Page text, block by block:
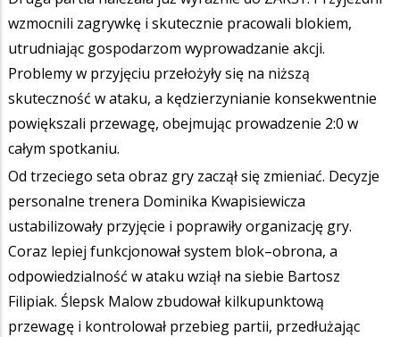
wzmocnili zagrywkę i skutecznie pracowali blokiem,
utrudniając gospodarzom wyprowadzanie akcji.
Problemy w przyjęciu przełożyły się na niższą
skuteczność w ataku, a kędzierzynianie konsekwentnie
powiększali przewagę, obejmując prowadzenie 2:0 w
całym spotkaniu.
Od trzeciego seta obraz gry zaczął się zmieniać. Decyzje
personalne trenera Dominika Kwapisiewicza
ustabilizowały przyjęcie i poprawiły organizację gry.
Coraz lepiej funkcjonował system blok–obrona, a
odpowiedzialność w ataku wziął na siebie Bartosz
Filipiak. Ślepsk Malow zbudował kilkupunktową
przewagę i kontrolował przebieg partii, przedłużając